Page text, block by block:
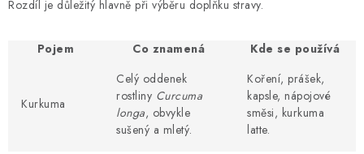
Rozdíl je důležitý hlavně při výběru doplňku stravy.
Pojem Co znamená Kde se používá
Kurkuma
Celý oddenek
rostliny Curcuma
longa, obvykle
sušený a mletý.
Koření, prášek,
kapsle, nápojové
směsi, kurkuma
latte.